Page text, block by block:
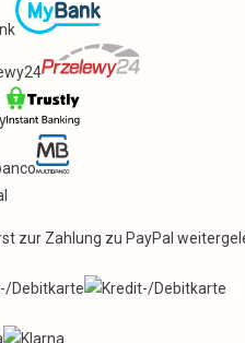
zur Zahlung zu PayPal
Debitkarte